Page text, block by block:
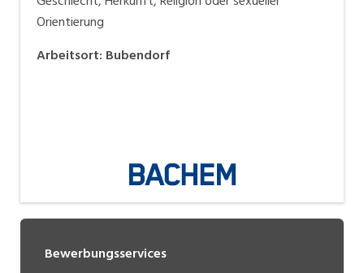
Orientierung
Arbeitsort: Bubendorf
Bewerbungsservices